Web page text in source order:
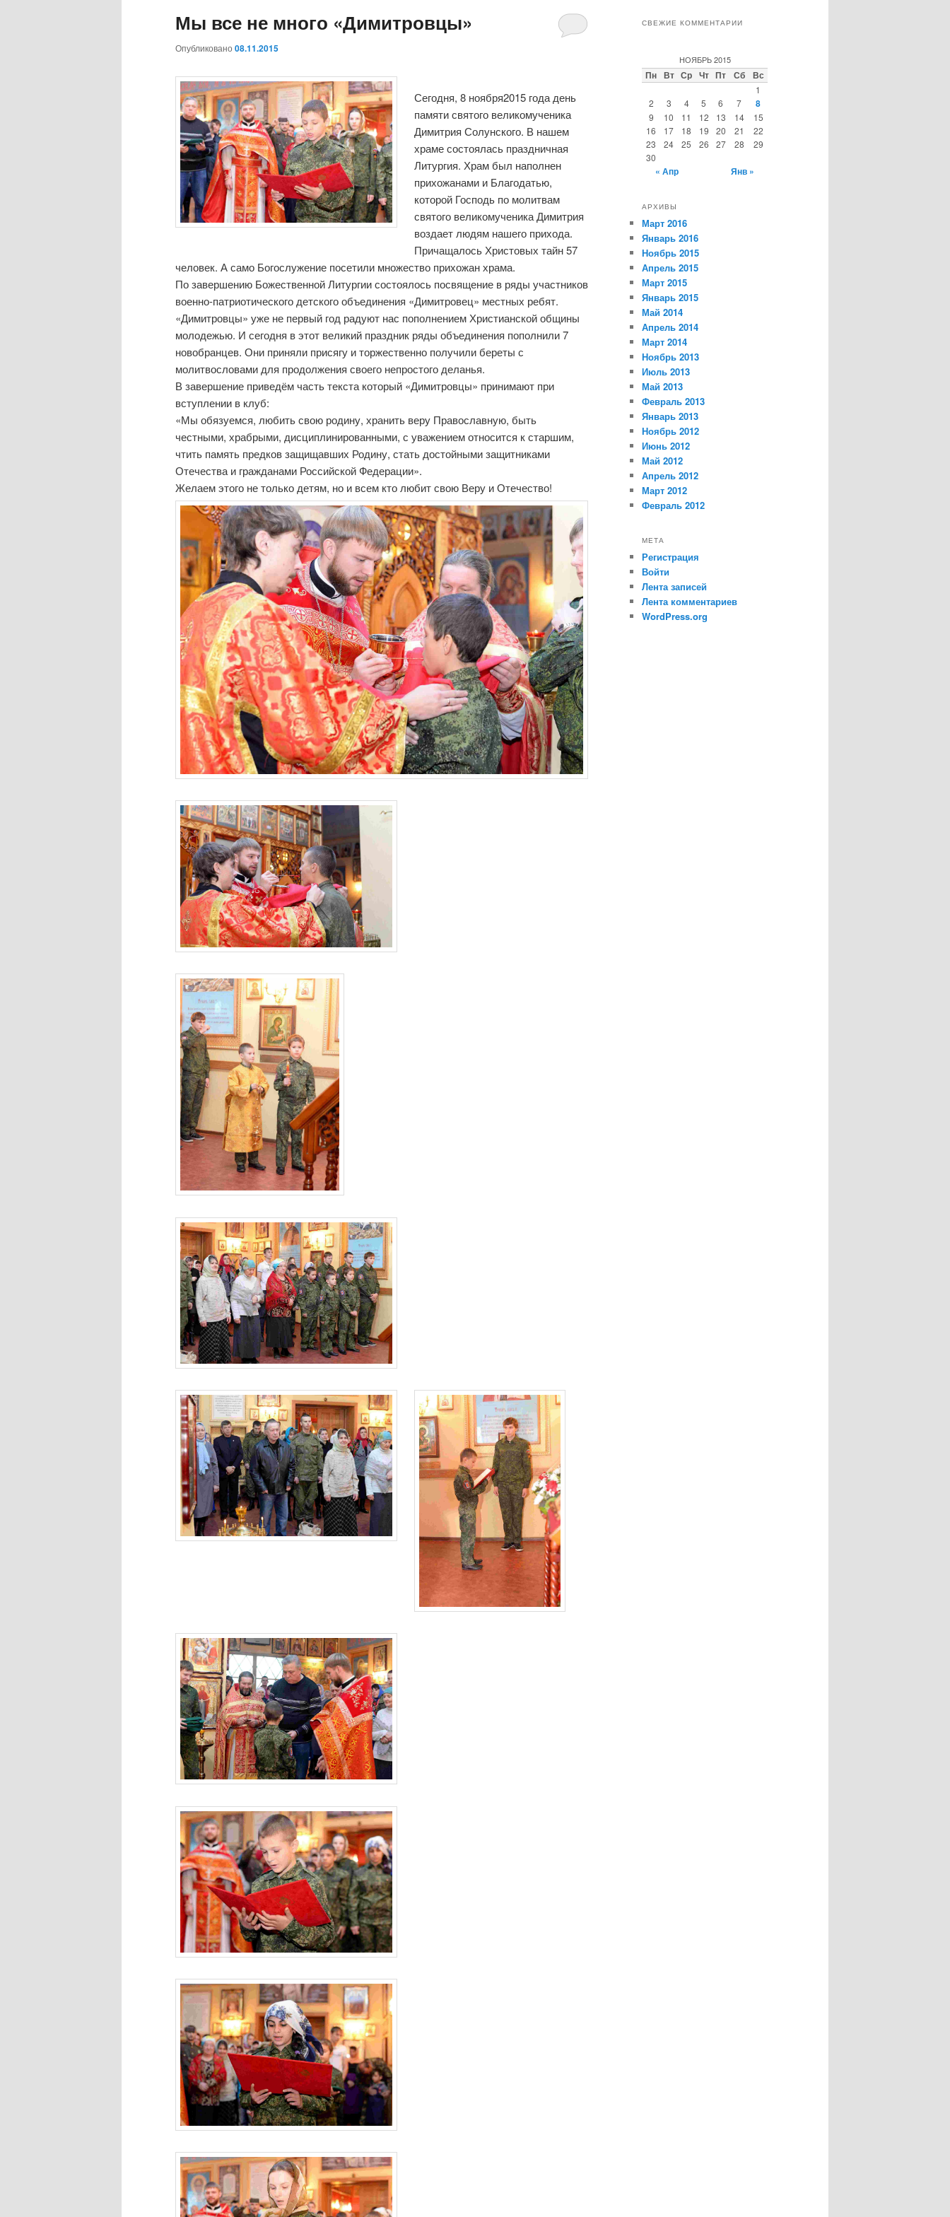
Мы все не много «Димитровцы»
Опубликовано 08.11.2015
Сегодня, 8 ноября2015 года день
памяти святого великомученика
Димитрия Солунского. В нашем
храме состоялась праздничная
Литургия. Храм был наполнен
прихожанами и Благодатью,
которой Господь по молитвам
святого великомученика Димитрия
воздает людям нашего прихода.
Причащалось Христовых тайн 57
человек. А само Богослужение посетили множество прихожан храма.
По завершению Божественной Литургии состоялось посвящение в ряды участников
военно-патриотического детского объединения «Димитровец» местных ребят.
«Димитровцы» уже не первый год радуют нас пополнением Христианской общины
молодежью. И сегодня в этот великий праздник ряды объединения пополнили 7
новобранцев. Они приняли присягу и торжественно получили береты с
молитвословами для продолжения своего непростого деланья.
В завершение приведём часть текста который «Димитровцы» принимают при
вступлении в клуб:
«Мы обязуемся, любить свою родину, хранить веру Православную, быть
честными, храбрыми, дисциплинированными, с уважением относится к старшим,
чтить память предков защищавших Родину, стать достойными защитниками
Отечества и гражданами Российской Федерации».
Желаем этого не только детям, но и всем кто любит свою Веру и Отечество!
СВЕЖИЕ КОММЕНТАРИИ
НОЯБРЬ 2015
Пн Вт Ср Чт Пт Сб Вс
1
2
3 4 5 6 7 8
9 10 11 12 13 14
15
16
17 18 19 20 21
22
23
24 25 26 27 28
29
30
« Апр Янв »
АРХИВЫ
Март 2016
Январь 2016
Ноябрь 2015
Апрель 2015
Март 2015
Январь 2015
Май 2014
Апрель 2014
Март 2014
Ноябрь 2013
Июль 2013
Май 2013
Февраль 2013
Январь 2013
Ноябрь 2012
Июнь 2012
Май 2012
Апрель 2012
Март 2012
Февраль 2012
МЕТА
Регистрация
Войти
Лента записей
Лента комментариев
WordPress.org